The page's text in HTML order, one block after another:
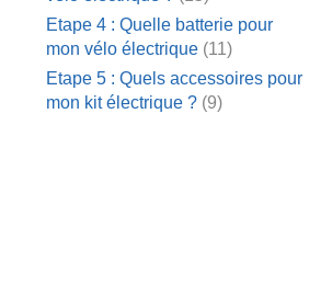
Etape 4 : Quelle batterie pour
mon vélo électrique (11)
Etape 5 : Quels accessoires pour
mon kit électrique ? (9)